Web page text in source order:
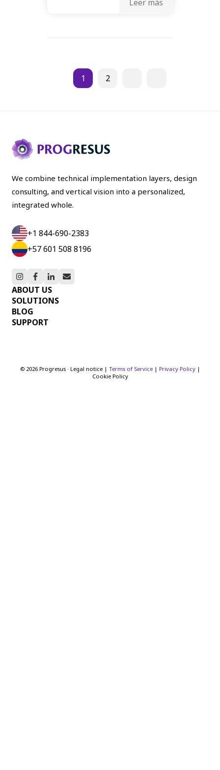
Leer más
1 2
We combine technical implementation layers, design
consulting, and vertical vision into a personalized,
integrated whole.
+1 844-690-2383
+57 601 508 8196
ABOUT US
SOLUTIONS
BLOG
SUPPORT
© 2026 Progresus · Legal notice | Terms of Service| Privacy Policy|
Cookie Policy